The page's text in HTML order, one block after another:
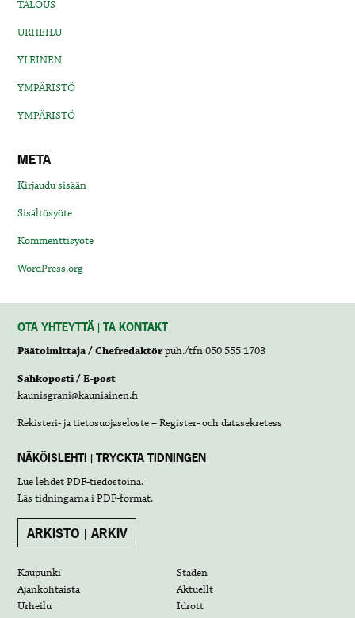
TALOUS
URHEILU
YLEINEN
YMPÄRISTÖ
YMPÄRISTÖ
META
Kirjaudu sisään
Sisältösyöte
Kommenttisyöte
WordPress.org
OTA YHTEYTTÄ | TA KONTAKT
Päätoimittaja / Chefredaktörpuh./tfn 050 555 1703
Sähköposti / E-post
kaunisgrani@kauniainen.fi
Rekisteri- ja tietosuojaseloste – Register- och datasekretess
NÄKÖISLEHTI | TRYCKTA TIDNINGEN
Lue lehdetPDF-tiedostoina.
Läs tidningarna iPDF-format.
ARKISTO | ARKIV
Kaupunki
Staden
Ajankohtaista
Aktuellt
Urheilu
Idrott